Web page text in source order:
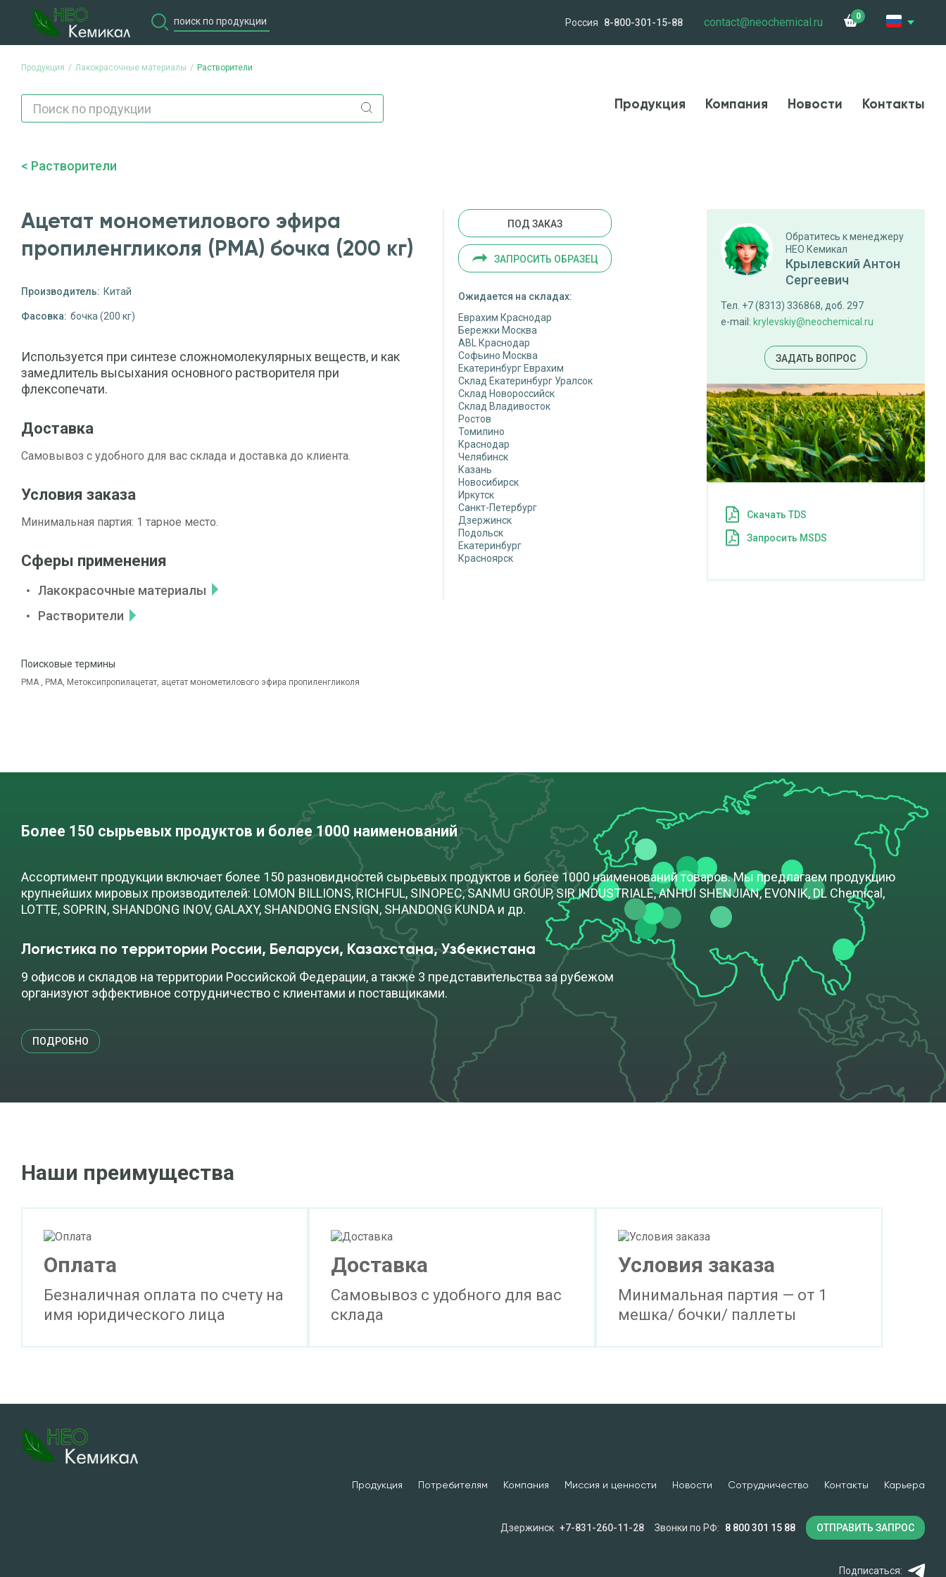
Россия 8-800-301-15-88 contact@neochemical.ru 0
Продукция Лакокрасочные материалы Растворители
Продукция Компания Новости Контакты
Растворители
Ацетат монометилового эфира
пропиленгликоля (РМА) бочка (200 кг)
Производитель: Китай
Фасовка: бочка (200 кг)
Используется при синтезе сложномолекулярных веществ, и как
замедлитель высыхания основного растворителя при
флексопечати.
Доставка
Самовывоз с удобного для вас склада и доставка до клиента.
Условия заказа
Минимальная партия: 1 тарное место.
Сферы применения
Лакокрасочные материалы
Растворители
Поисковые термины
PMA , РМА, Метоксипропилацетат, ацетат монометилового эфира пропиленгликоля
ПОД ЗАКАЗ
ЗАПРОСИТЬ ОБРАЗЕЦ
Ожидается на складах:
Еврахим Краснодар
Бережки Москва
ABL Краснодар
Софьино Москва
Екатеринбург Еврахим
Склад Екатеринбург Уралсок
Склад Новороссийск
Склад Владивосток
Ростов
Томилино
Краснодар
Челябинск
Казань
Новосибирск
Иркутск
Санкт-Петербург
Дзержинск
Подольск
Екатеринбург
Красноярск
Обратитесь к менеджеру
НЕО Кемикал
Крылевский Антон
Сергеевич
Тел. +7 (8313) 336868, доб. 297
e-mail: krylevskiy@neochemical.ru
ЗАДАТЬ ВОПРОС
Cкачать TDS
Запросить MSDS
Более 150 сырьевых продуктов и более 1000 наименований
Ассортимент продукции включает более 150 разновидностей сырьевых продуктов и более 1000 наименований товаров. Мы предлагаем продукцию
крупнейших мировых производителей: LOMON BILLIONS, RICHFUL, SINOPEC, SANMU GROUP, SIR INDUSTRIALE, ANHUI SHENJIAN, EVONIK, DL Chemical,
LOTTE, SOPRIN, SHANDONG INOV, GALAXY, SHANDONG ENSIGN, SHANDONG KUNDA и др.
Логистика по территории России, Беларуси, Казахстана, Узбекистана
9 офисов и складов на территории Российской Федерации, а также 3 представительства за рубежом
организуют эффективное сотрудничество с клиентами и поставщиками.
ПОДРОБНО
Наши преимущества
Оплата
Безналичная оплата по счету на
имя юридического лица
Доставка
Самовывоз с удобного для вас
склада
Условия заказа
Минимальная партия — от 1
мешка/ бочки/ паллеты
Продукция Потребителям Компания Миссия и ценности Новости Сотрудничество Контакты Карьера
Дзержинск +7-831-260-11-28 Звонки по РФ: 8 800 301 15 88 ОТПРАВИТЬ ЗАПРОС
Подписаться: